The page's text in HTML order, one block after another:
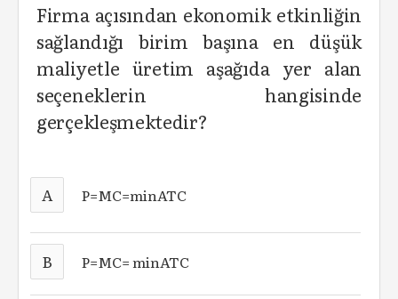
Firma açısından ekonomik etkinliğin
sağlandığı birim başına en düşük
maliyetle üretim aşağıda yer alan
seçeneklerin hangisinde
gerçekleşmektedir?
A P=MC=minATC
B P=MC= minATC